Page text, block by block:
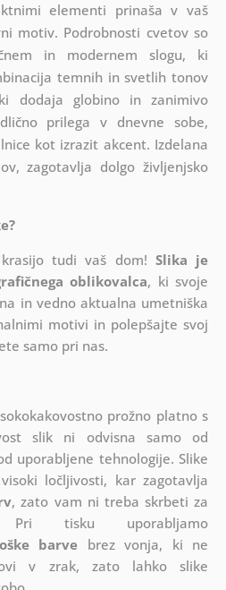
elementi prinaša v vaš
motiv. Podrobnosti cvetov so
in modernem slogu, ki
temnih in svetlih tonov
dodaja globino in zanimivo
prilega v dnevne sobe,
kot izrazit akcent. Izdelana
zagotavlja dolgo življenjsko
tudi vaš dom! Slika je
oblikovalca, ki svoje
in vedno aktualna umetniška
motivi in polepšajte svoj
samo pri nas.
prožno platno s
slik ni odvisna samo od
uporabljene tehnologije. Slike
ločljivosti, kar zagotavlja
, zato vam ni treba skrbeti za
Pri tisku uporabljamo
barve brez vonja, ki ne
v zrak, zato lahko slike